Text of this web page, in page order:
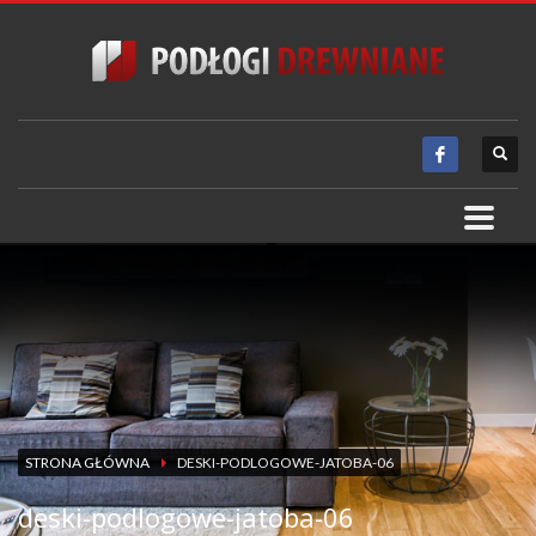
STRONA GŁÓWNA DESKI-PODLOGOWE-JATOBA-06
deski-podlogowe-jatoba-06